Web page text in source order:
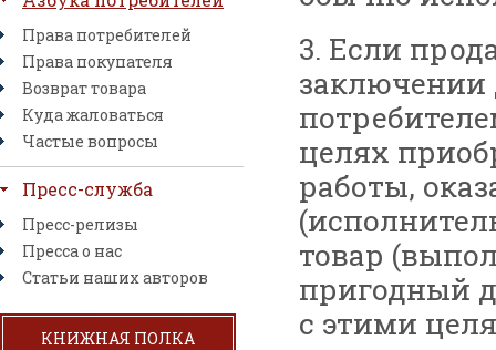
Права потребителей
Права покупателя
Возврат товара
Куда жаловаться
Частые вопросы
Пресс-служба
Пресс-релизы
Пресса о нас
Статьи наших авторов
КНИЖНАЯ ПОЛКА
3. Если
заключении
целях
работы,
товар
пригодный
с этими